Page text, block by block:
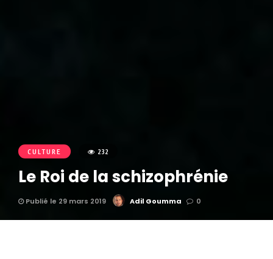
CULTURE 232
Le Roi de la schizophrénie
Publié le 29 mars 2019 Adil Goumma 0